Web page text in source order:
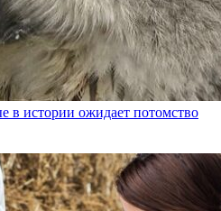
в истории ожидает потомство